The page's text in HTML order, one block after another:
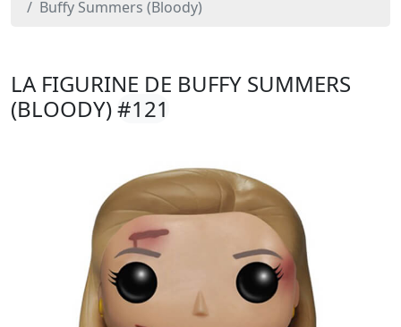
Buffy Summers (Bloody)
LA FIGURINE DE BUFFY SUMMERS
(BLOODY)#121